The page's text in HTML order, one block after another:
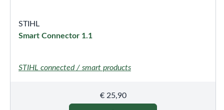
STIHL
Smart Connector 1.1
STIHL connected / smart products
€25,90